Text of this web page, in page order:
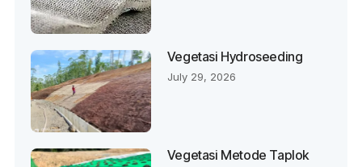
Vegetasi Hydroseeding
July 29, 2026
Vegetasi Metode Taplok